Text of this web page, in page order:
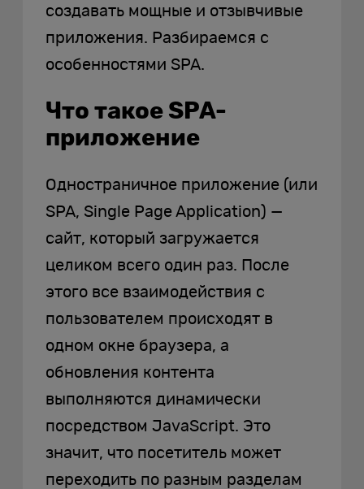
создавать мощные и отзывчивые
приложения. Разбираемся с
особенностями SPA.
Что такое SPA-
приложение
Одностраничное приложение (или
SPA, Single Page Application) —
сайт, который загружается
целиком всего один раз. После
этого все взаимодействия с
пользователем происходят в
одном окне браузера, а
обновления контента
выполняются динамически
посредством JavaScript. Это
значит, что посетитель может
переходить по разным разделам